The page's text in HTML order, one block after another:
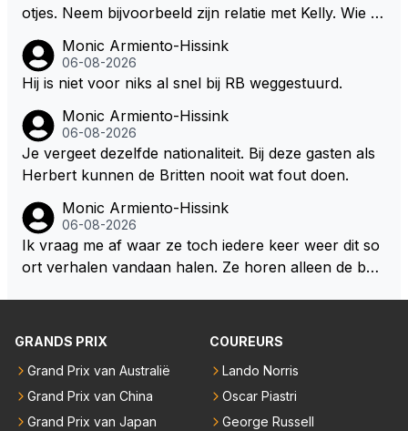
otjes. Neem bijvoorbeeld zijn relatie met Kelly. Wie g
artjes ouder is en al een kleine heeft van een voorm
alig RB-lid op de leeftijd van 23 jaar? Hij doet dingen
oon. Ieder jaar is er in Hongarije een uitje voor zijn t
eam. Op 28-jarige leeftijd is hij al eigenaar van een su
ccesvol raceteam. Hij is niet alleen speciaal in de aut
Monic Armiento-Hissink
06-08-2026
Hij is niet voor niks al snel bij RB weggestuurd.
Monic Armiento-Hissink
06-08-2026
Je vergeet dezelfde nationaliteit. Bij deze gasten als
Herbert kunnen de Britten nooit wat fout doen.
Monic Armiento-Hissink
06-08-2026
Ik vraag me af waar ze toch iedere keer weer dit so
ort verhalen vandaan halen. Ze horen alleen de boa
emand weet wat er zich afspeelt achter gesloten de
iedereen is vertrokken. Dat er nu een paar jaar acht
er elkaar mensen een andere uitdagingen zoeken of
niet meer in de F1 willen werken is niet zo gek als de
GRANDS PRIX
Grand Prix van Australië
Grand Prix van China
Grand Prix van Japan
COUREURS
Lando Norris
Oscar Piastri
George Russell